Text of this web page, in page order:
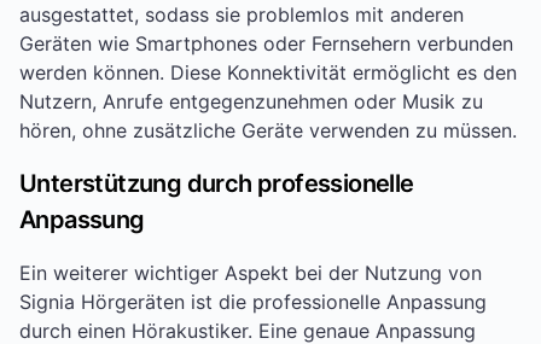
ausgestattet, sodass sie problemlos mit anderen
Geräten wie Smartphones oder Fernsehern verbunden
werden können. Diese Konnektivität ermöglicht es den
Nutzern, Anrufe entgegenzunehmen oder Musik zu
hören, ohne zusätzliche Geräte verwenden zu müssen.
Unterstützung durch professionelle
Anpassung
Ein weiterer wichtiger Aspekt bei der Nutzung von
Signia Hörgeräten ist die professionelle Anpassung
durch einen Hörakustiker. Eine genaue Anpassung